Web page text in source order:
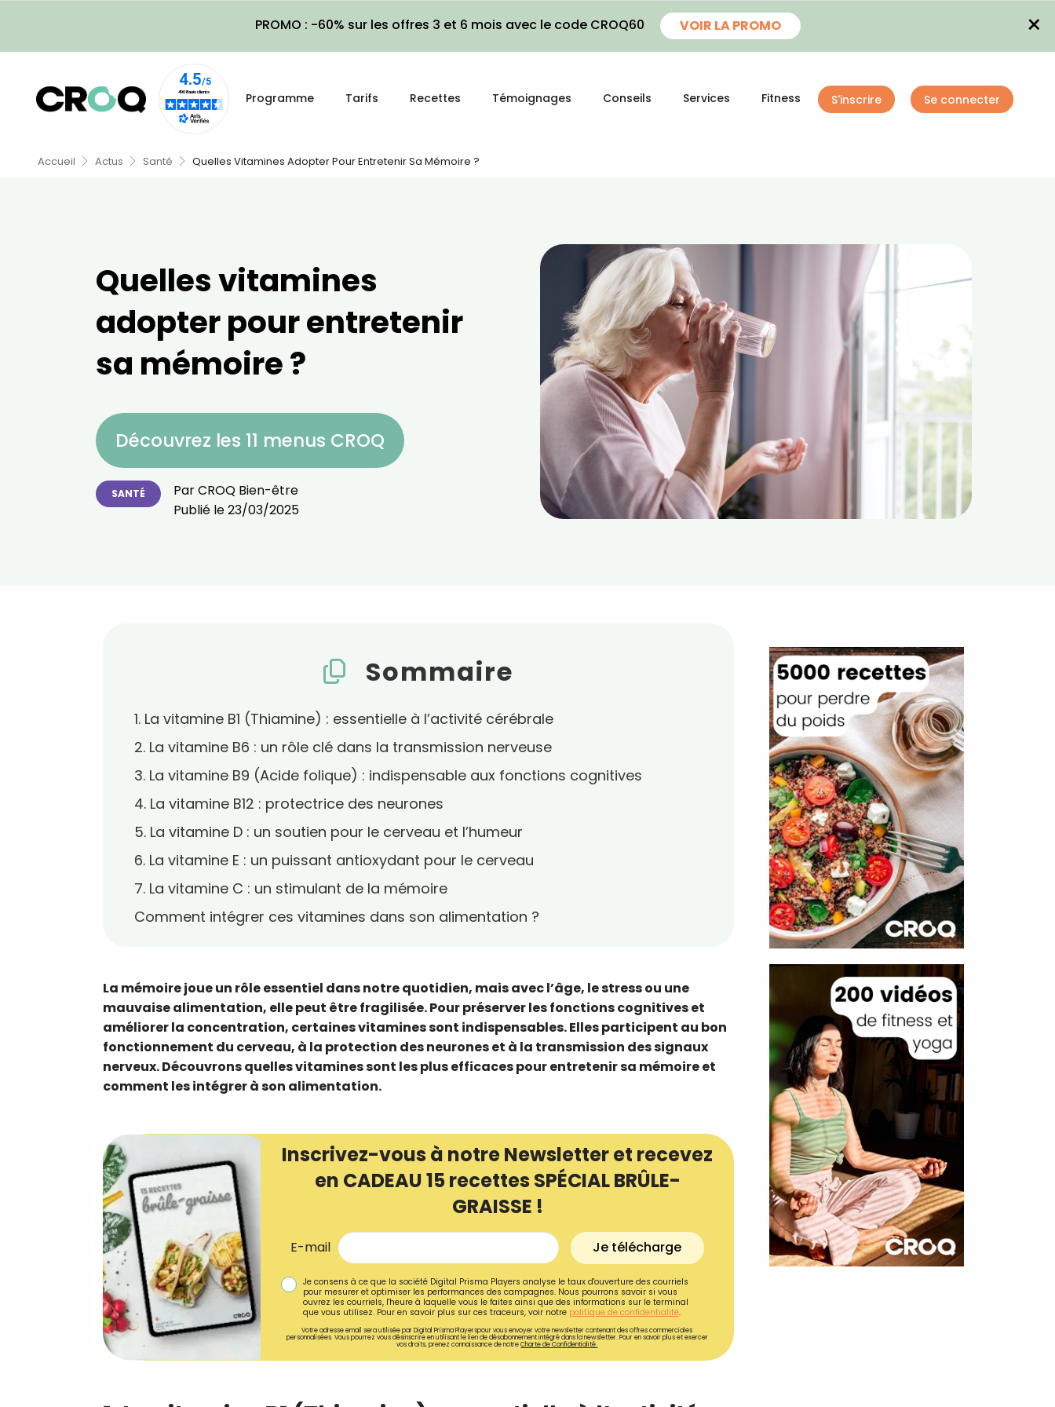
PROMO : -60% sur les offres 3 et 6 mois avec le code CROQ60 VOIR LA PROMO ×
Programme Tarifs Recettes Témoignages Conseils Services Fitness S'inscrire Se connecter
Accueil Actus Santé Quelles Vitamines Adopter Pour Entretenir Sa Mémoire ?
Quelles vitamines
adopter pour entretenir
sa mémoire ?
Découvrez les 11 menus CROQ
SANTÉ ParCROQ Bien-être
Publié le23/03/2025
Sommaire
1. La vitamine B1 (Thiamine) : essentielle à l’activité cérébrale
2. La vitamine B6 : un rôle clé dans la transmission nerveuse
3. La vitamine B9 (Acide folique) : indispensable aux fonctions cognitives
4. La vitamine B12 : protectrice des neurones
5. La vitamine D : un soutien pour le cerveau et l’humeur
6. La vitamine E : un puissant antioxydant pour le cerveau
7. La vitamine C : un stimulant de la mémoire
Comment intégrer ces vitamines dans son alimentation ?
La mémoire joue un rôle essentiel dans notre quotidien, mais avec l’âge, le stress ou une
mauvaise alimentation, elle peut être fragilisée. Pour préserver les fonctions cognitives et
améliorer la concentration, certaines vitamines sont indispensables. Elles participent au bon
fonctionnement du cerveau, à la protection des neurones et à la transmission des signaux
nerveux. Découvrons quelles vitamines sont les plus efficaces pour entretenir sa mémoire et
comment les intégrer à son alimentation.
Inscrivez-vous à notre Newsletter et recevez
en CADEAU 15 recettes SPÉCIAL BRÛLE-
GRAISSE !
E-mail Je télécharge
Je consens à ce que la société Digital Prisma Players analyse le taux d'ouverture des courriels
pour mesurer et optimiser les performances des campagnes. Nous pourrons savoir si vous
ouvrez les courriels, l'heure à laquelle vous le faites ainsi que des informations sur le terminal
que vous utilisez. Pour en savoir plus sur ces traceurs, voir notre politique de confidentialité.
Votre adresse email sera utilisée par Digital Prisma Playerspour vous envoyer votre newsletter contenant des offres commerciales
personnalisées. Vous pourrez vous désinscrire en utilisant le lien de désabonnement intégré dans la newsletter. Pour en savoir plus et exercer
vos droits, prenez connaissance de notreCharte de Confidentialité.
Recevez gratuitement 180
recettes inédites de CROQ
!
Ainsi que la newsletter promotionnelle de